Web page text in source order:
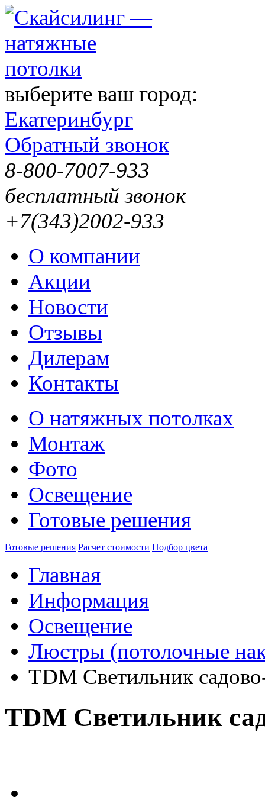
выберите ваш город:
Екатеринбург
Обратный звонок
8-800-7007-933
бесплатный звонок
+7(343)2002-933
О компании
Акции
Новости
Отзывы
Дилерам
Контакты
О натяжных потолках
Монтаж
Фото
Освещение
Готовые решения
Готовые решения Расчет стоимости Подбор цвета
Главная
Информация
Освещение
Люстры (потолочные
TDM Светильник
TDM Светильник